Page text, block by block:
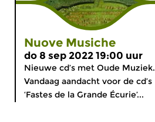
Nuove Musiche
do 8 sep 2022 19:00 uur
Nieuwe cd’s met Oude Muziek.
Vandaag aandacht voor de cd’s
‘Fastes de la Grande Écurie’...